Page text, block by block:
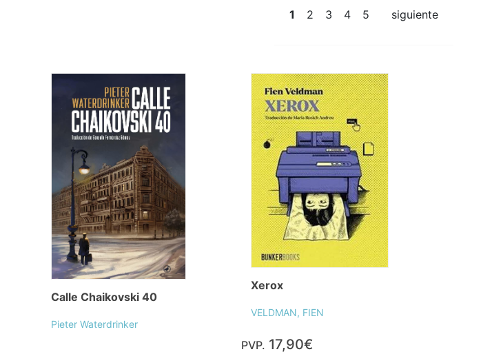
1 2 3 4 5 siguiente
Calle Chaikovski 40
Pieter Waterdrinker
Xerox
VELDMAN, FIEN
PVP. 17,90€